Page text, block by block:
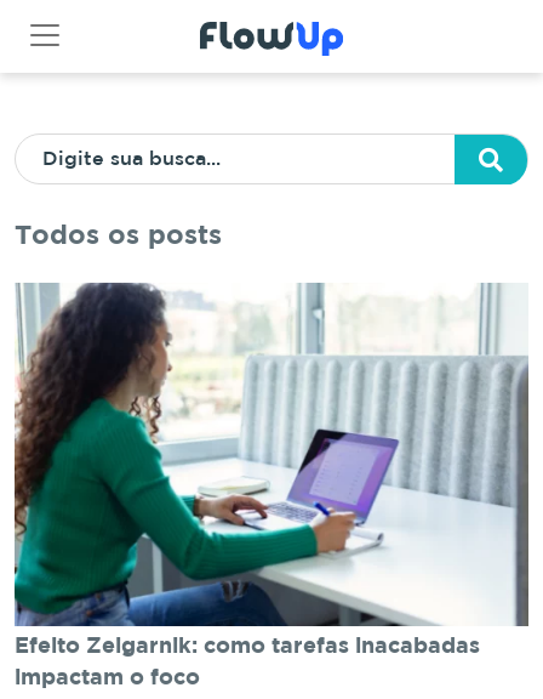
Todos os posts
Efeito Zeigarnik: como tarefas inacabadas
impactam o foco